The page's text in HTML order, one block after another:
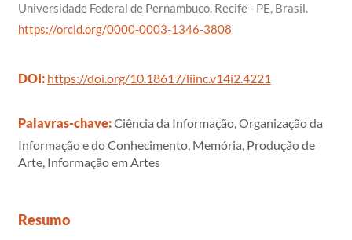
Universidade Federal de Pernambuco. Recife - PE, Brasil.
https://orcid.org/0000-0003-1346-3808
DOI: https://doi.org/10.18617/liinc.v14i2.4221
Palavras-chave:Ciência da Informação, Organização da
Informação e do Conhecimento, Memória, Produção de
Arte, Informação em Artes
Resumo